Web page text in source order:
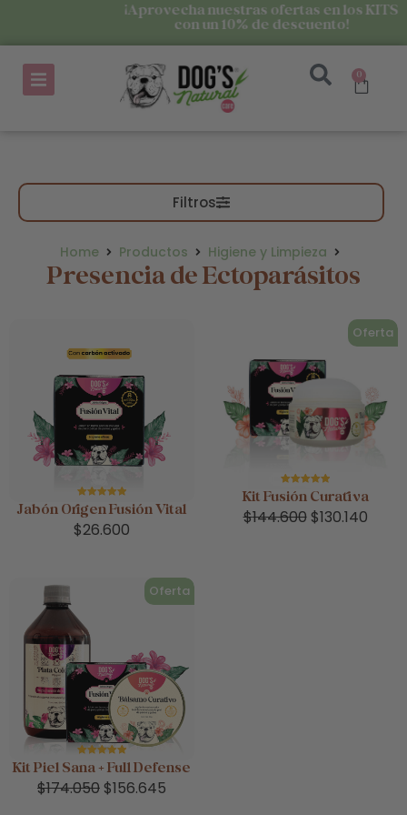
¡Aprovecha nuestras ofertas en los KITS
con un 10% de descuento!
0
Filtros
Presencia de Ectoparásitos
Home Productos Higiene y Limpieza
Jabón Origen Fusión Vital
$26.600
Valorado en
5.00de 5
Oferta
Kit Fusión Curativa
$144.600 $130.140
Valorado en
5.00de 5
Oferta
Kit Piel Sana + Full Defense
$174.050 $156.645
Valorado en
5.00 de 5